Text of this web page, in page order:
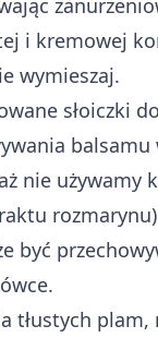
i kremowej
wymieszaj.
słoiczki
nie używamy
być
tłustych